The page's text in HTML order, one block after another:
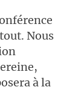
Nous
à la